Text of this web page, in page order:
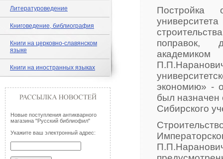
Литературоведение
Книговедение, библиография
Книги на церковно-славянском
языке
Книги на иностранных языках
Новые поступления антикварного
магазина "Русский библиофил"
Укажите ваш электронный адрес:
Постройка
поправок,
экономию» -
был назначен
Сибирского